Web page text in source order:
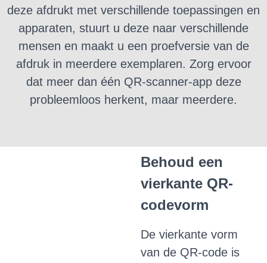
deze afdrukt met verschillende toepassingen en
apparaten, stuurt u deze naar verschillende
mensen en maakt u een proefversie van de
afdruk in meerdere exemplaren. Zorg ervoor
dat meer dan één QR-scanner-app deze
probleemloos herkent, maar meerdere.
Behoud een
vierkante QR-
codevorm
De vierkante vorm
van de QR-code is